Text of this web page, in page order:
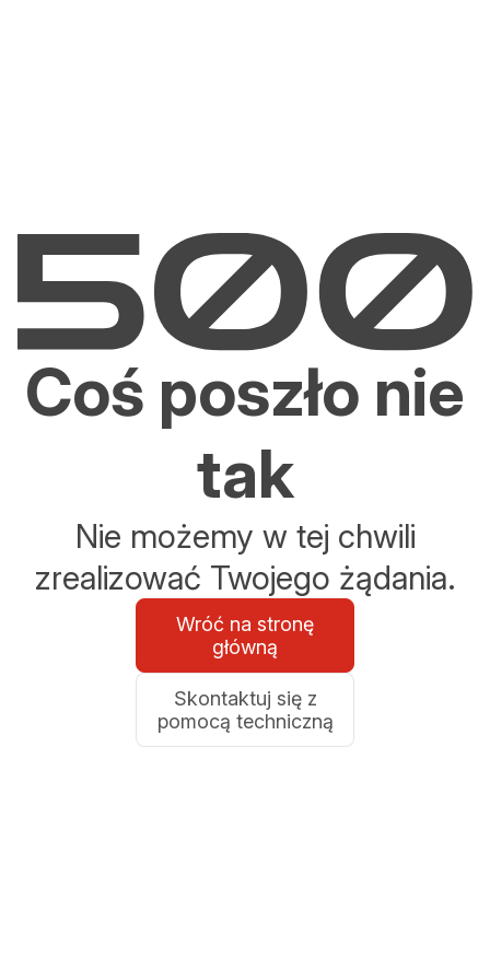
Coś poszło nie
tak
Nie możemy w tej chwili
zrealizować Twojego żądania.
Wróć na stronę
główną
Skontaktuj się z
pomocą techniczną